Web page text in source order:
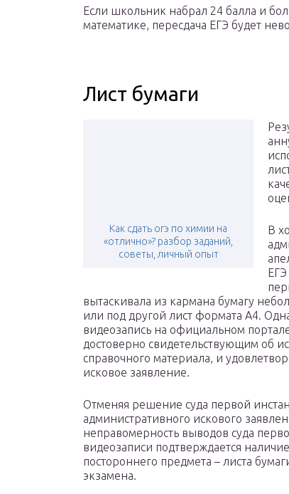
Если школьник набрал 24 балла и
математике, пересдача ЕГЭ будет
Лист бумаги
Как сдать огэ по химии на
«отлично»? разбор заданий,
советы, личный опыт
В
вытаскивала из кармана бумагу
или под другой лист формата А4.
видеозапись на официальном
достоверно свидетельствующим об
справочного материала, и
исковое заявление.
Отменяя решение суда первой
административного искового
неправомерность выводов суда
видеозаписи подтверждается
постороннего предмета – листа
экзамена.